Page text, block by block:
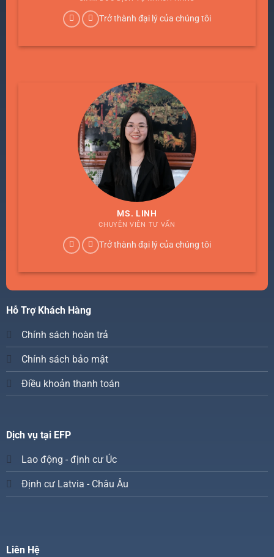
Trở thành đại lý của chúng tôi
MS. LINH
CHUYÊN VIÊN TƯ VẤN
Trở thành đại lý của chúng tôi
Hỗ Trợ Khách Hàng
Chính sách hoàn trả
Chính sách bảo mật
Điều khoản thanh toán
Dịch vụ tại EFP
Lao động - định cư Úc
Định cư Latvia - Châu Âu
Liên Hệ